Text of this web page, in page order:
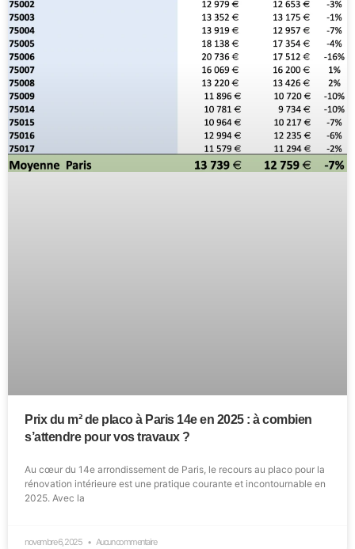
Prix du m² de placo à Paris 14e en 2025 : à combien
s’attendre pour vos travaux ?
Au cœur du 14e arrondissement de Paris, le recours au placo pour la
rénovation intérieure est une pratique courante et incontournable en
2025. Avec la
novembre 6, 2025 Aucun commentaire